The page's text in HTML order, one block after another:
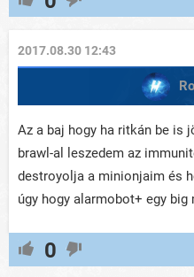
2017.08.30 12:43
Az a baj hogy ha ritkán be is
brawl-al leszedem az
destroyolja a minionjaim és
úgy hogy alarmobot+ egy
0